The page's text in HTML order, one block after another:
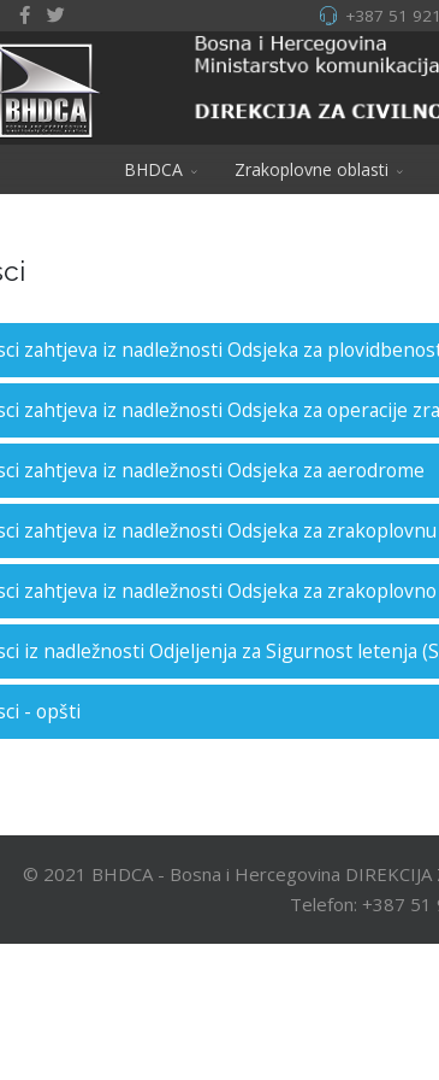
+387 51
BHDCA Zrakoplovne oblasti
zahtjeva iz nadležnosti Odsjeka za
zahtjeva iz nadležnosti Odsjeka za operacije
zahtjeva iz nadležnosti Odsjeka za aerodrome
zahtjeva iz nadležnosti Odsjeka za
zahtjeva iz nadležnosti Odsjeka za
iz nadležnosti Odjeljenja za Sigurnost letenja
- opšti
© 2021 BHDCA - Bosna i Hercegovina
Telefon: +387 51